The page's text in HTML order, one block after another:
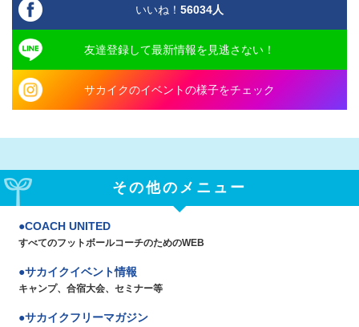
いいね！ 56034人
友達登録して最新情報を見逃さない！
サカイクのイベントの様子をチェック
その他のメニュー
COACH UNITED
すべてのフットボールコーチのためのWEB
サカイクイベント情報
キャンプ、合宿大会、セミナー等
サカイクフリーマガジン